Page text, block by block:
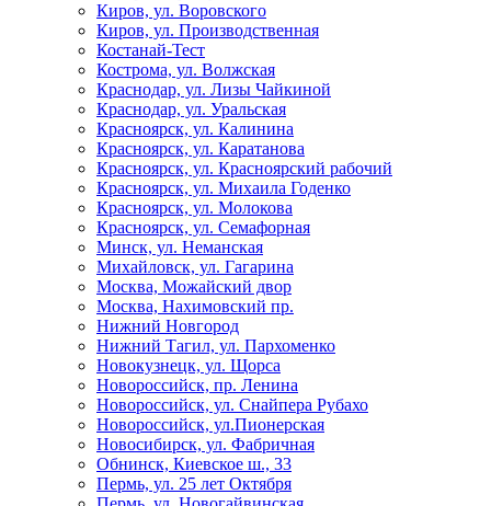
Киров, ул. Воровского
Киров, ул. Производственная
Костанай-Тест
Кострома, ул. Волжская
Краснодар, ул. Лизы Чайкиной
Краснодар, ул. Уральская
Красноярск, ул. Калинина
Красноярск, ул. Каратанова
Красноярск, ул. Красноярский рабочий
Красноярск, ул. Михаила Годенко
Красноярск, ул. Молокова
Красноярск, ул. Семафорная
Минск, ул. Неманская
Михайловск, ул. Гагарина
Москва, Можайский двор
Москва, Нахимовский пр.
Нижний Новгород
Нижний Тагил, ул. Пархоменко
Новокузнецк, ул. Щорса
Новороссийск, пр. Ленина
Новороссийск, ул. Снайпера Рубахо
Новороссийск, ул.Пионерская
Новосибирск, ул. Фабричная
Обнинск, Киевское ш., 33
Пермь, ул. 25 лет Октября